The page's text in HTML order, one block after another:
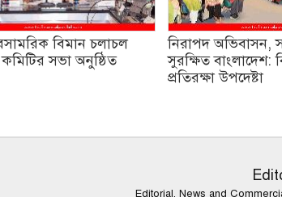
বিমান চলাচল
কমিটির সভা অনুষ্ঠিত
নিরাপদ অভিবাসন,
সুরক্ষিত বাংলাদেশ:
প্রতিরক্ষা উপদেষ্টা
Editorial, News and